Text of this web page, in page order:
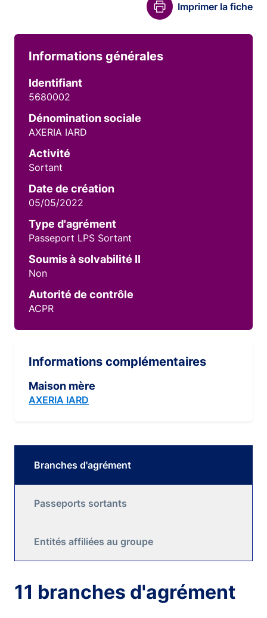
Imprimer la fiche
Informations générales
Identifiant
5680002
Dénomination sociale
AXERIA IARD
Activité
Sortant
Date de création
05/05/2022
Type d'agrément
Passeport LPS Sortant
Soumis à solvabilité II
Non
Autorité de contrôle
ACPR
Informations complémentaires
Maison mère
AXERIA IARD
Branches d'agrément
Passeports sortants
Entités affiliées au groupe
11 branches d'agrément